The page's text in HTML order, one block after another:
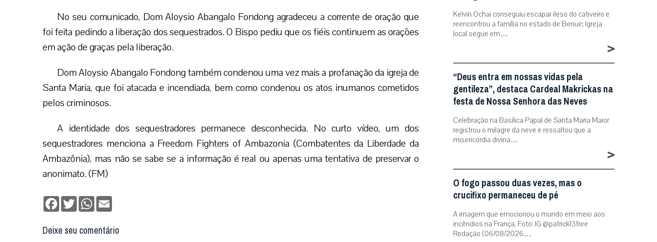
No seu comunicado, Dom Aloysio Abangalo Fondong agradeceu a corrente de oração que
foi feita pedindo a liberação dos sequestrados. O Bispo pediu que os fiéis continuem as orações
em ação de graças pela liberação.
Dom Aloysio Abangalo Fondong também condenou uma vez mais a profanação da igreja de
Santa Maria, que foi atacada e incendiada, bem como condenou os atos inumanos cometidos
pelos criminosos.
A identidade dos sequestradores permanece desconhecida. No curto vídeo, um dos
sequestradores menciona a Freedom Fighters of Ambazonia(Combatentes da Liberdade da
Ambazônia), mas não se sabe se a informação é real ou apenas uma tentativa de preservar o
anonimato. (FM)
Facebook
TwitterWhatsApp
Deixe seu comentário
Kelvin Ochai conseguiu escapar ileso do cativeiro e
reencontrou a família no estado de Benue; Igreja
local segue em…
>
“Deus entra em nossas vidas pela
gentileza”, destaca Cardeal Makrickas na
festa de Nossa Senhora das Neves
Celebração na Basílica Papal de Santa Maria Maior
registrou o milagre da neve e ressaltou que a
misericórdia divina…
>
O fogo passou duas vezes, mas o
crucifixo permaneceu de pé
A imagem que emocionou o mundo em meio aos
incêndios na França. Foto: IG @patrick13free
Redação (06/08/2026…